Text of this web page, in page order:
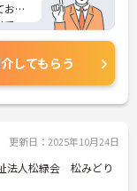
お
で
に
ださ
してもらう
更新日：2025年10月24日
法人松緑会 松みどり